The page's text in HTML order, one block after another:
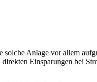
solche Anlage vor allem
Einsparungen bei